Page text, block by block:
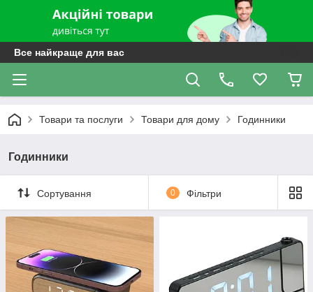
Все найкраще для вас
Товари та послуги Товари для дому Годинники
Годинники
Сортування 0 Фільтри